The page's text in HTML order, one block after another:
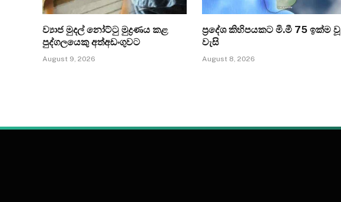
ව්‍යාජ මුදල් නෝට්ටු මුද්‍රණය කළ
පුද්ගලයෙකු අත්අඩංගුවට
August 9, 2026
ප්‍රදේශ කිහිපයකට මි.මී 75 ඉක්ම වූ
වැසි
August 8, 2026